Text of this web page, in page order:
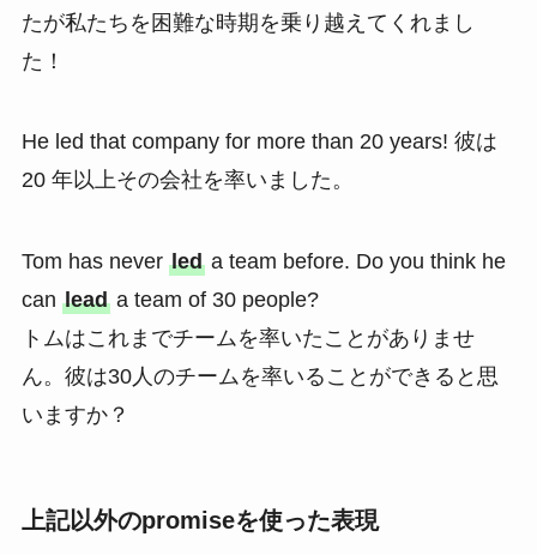
たが私たちを困難な時期を乗り越えてくれまし
た！
He led that company for more than 20 years! 彼は
20 年以上その会社を率いました。
Tom has never leda team before. Do you think he
can leada team of 30 people?
トムはこれまでチームを率いたことがありませ
ん。彼は30人のチームを率いることができると思
いますか？
上記以外のpromiseを使った表現